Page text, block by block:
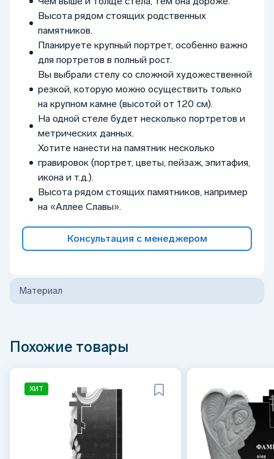
Высота рядом стоящих родственных
памятников.
Планируете крупный портрет, особенно важно
для портретов в полный рост.
Вы выбрали стелу со сложной художественной
резкой, которую можно осуществить только
на крупном камне (высотой от 120 см).
На одной стеле будет несколько портретов и
метрических данных.
Хотите нанести на памятник несколько
гравировок (портрет, цветы, пейзаж, эпитафия,
икона и т.д.).
Высота рядом стоящих памятников, например
на «Аллее Славы».
Консультация с менеджером
Материал
Похожие товары
ХИТ